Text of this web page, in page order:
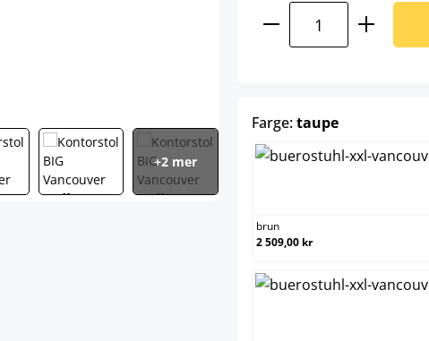
+2 mer
Farge:taupeselect
brun
2 509,00 kr